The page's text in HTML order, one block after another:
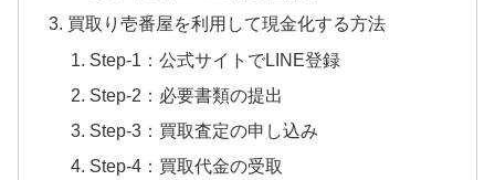
買取り壱番屋を利用して現金化する方法
Step-1：公式サイトでLINE登録
Step-2：必要書類の提出
Step-3：買取査定の申し込み
Step-4：買取代金の受取